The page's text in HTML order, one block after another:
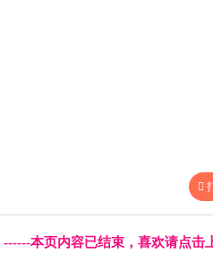
------本页内容已结束，喜欢请点击